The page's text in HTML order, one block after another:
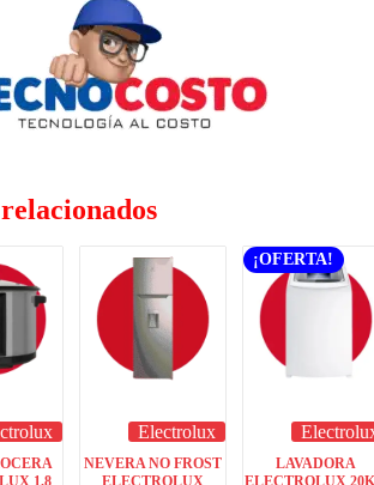
Electrolux
NEVERA NO FROST
¡OFERTA!
LAVADORA